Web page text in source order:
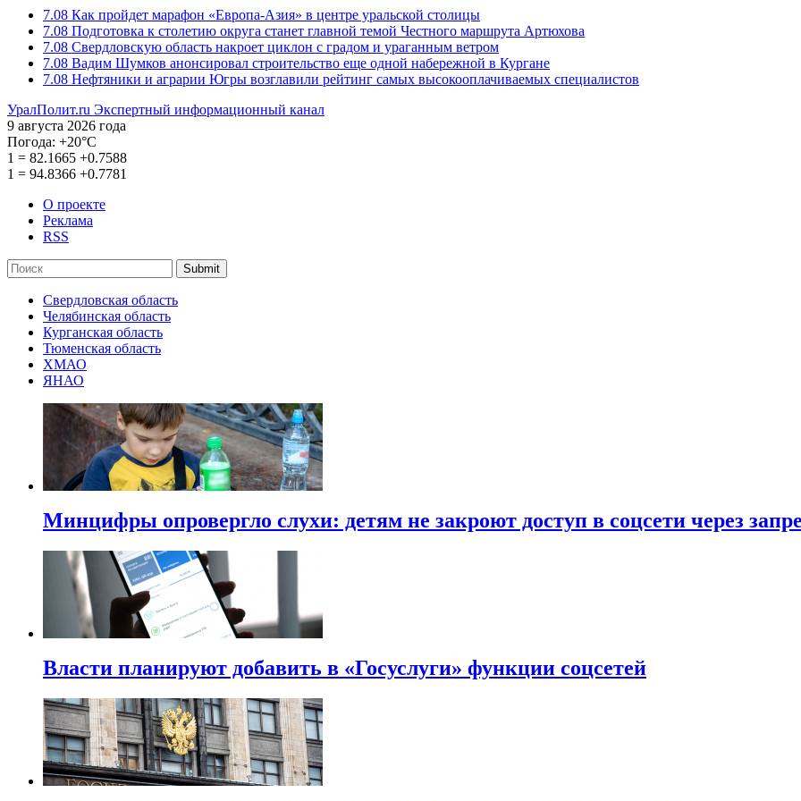
7.08 Как пройдет марафон «Европа-Азия» в центре уральской столицы
7.08 Подготовка к столетию округа станет главной темой Честного маршрута Артюхова
7.08 Свердловскую область накроет циклон с градом и ураганным ветром
7.08 Вадим Шумков анонсировал строительство еще одной набережной в Кургане
7.08 Нефтяники и аграрии Югры возглавили рейтинг самых высокооплачиваемых специалистов
УралПолит.ru Экспертный информационный канал
9 августа 2026 года
Погода: +20°С
1 = 82.1665 +0.7588
1 = 94.8366 +0.7781
О проекте
Реклама
RSS
Submit
Свердловская область
Челябинская область
Курганская область
Тюменская область
ХМАО
ЯНАО
Минцифры опровергло слухи: детям не закроют доступ в соцсети через
Власти планируют добавить в «Госуслуги» функции соцсетей